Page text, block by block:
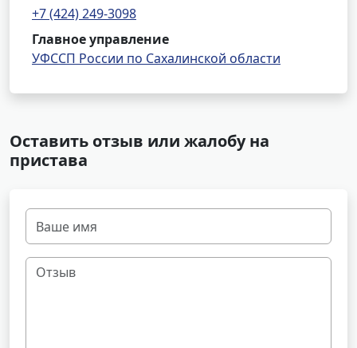
+7 (424) 249-3098
Главное управление
УФССП России по Сахалинской области
Оставить отзыв или жалобу на
пристава